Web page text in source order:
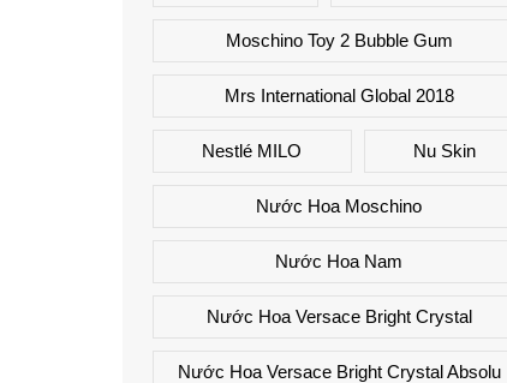
Moschino Toy 2 Bubble Gum
Mrs International Global 2018
Nestlé MILO Nu Skin
Nước Hoa Moschino
Nước Hoa Nam
Nước Hoa Versace Bright Crystal
Nước Hoa Versace Bright Crystal Absolu